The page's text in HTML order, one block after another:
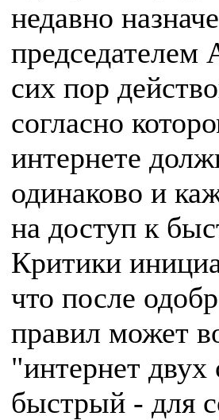
недавно
сих пор
согласно
интернете
одинаково и
на доступ к
Критики
что после
правил может
"интернет двух
быстрый - для